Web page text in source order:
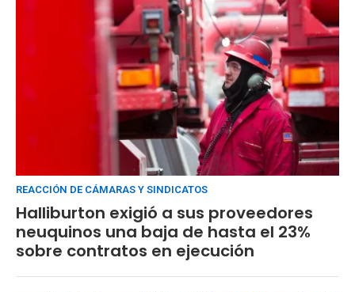
REACCIÓN DE CÁMARAS Y SINDICATOS
Halliburton exigió a sus proveedores
neuquinos una baja de hasta el 23%
sobre contratos en ejecución